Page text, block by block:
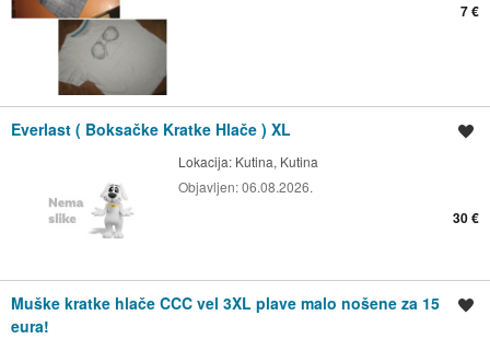
7 €
Everlast ( Boksačke Kratke Hlače ) XL
Lokacija: Kutina, Kutina
Objavljen:06.08.2026.
30 €
Muške kratke hlače CCC vel 3XL plave malo nošene za 15
eura!